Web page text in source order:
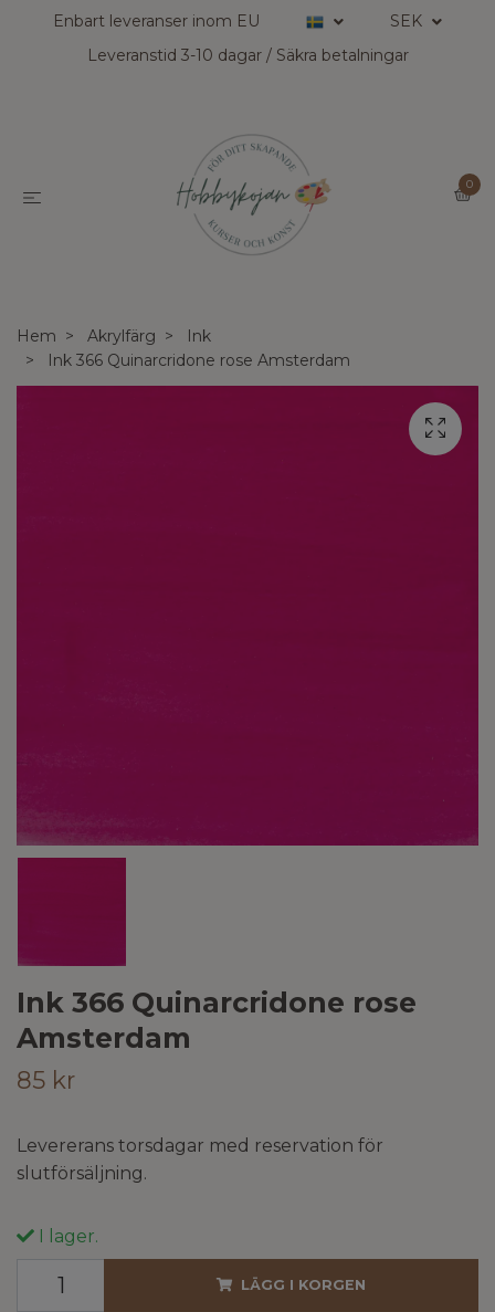
Enbart leveranser inom EU
SEK
Leveranstid 3-10 dagar / Säkra betalningar
0
Hem Akrylfärg
Ink
Ink 366 Quinarcridone rose Amsterdam
Ink 366 Quinarcridone rose
Amsterdam
85 kr
Levererans torsdagar med reservation för
slutförsäljning.
I lager.
LÄGG I KORGEN